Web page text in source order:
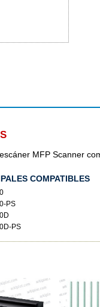
MFP Scanner
COMPATIBLES
PS
PS